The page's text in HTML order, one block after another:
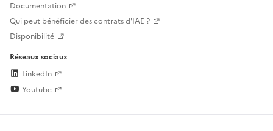
Documentation
Qui peut bénéficier des contrats d'IAE ?
Disponibilité
Réseaux sociaux
LinkedIn
Youtube